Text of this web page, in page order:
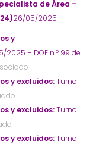
de Área –
26/05/2025
y
2025 – DOE n.º 99 de
y excluidos:Turno
y excluidos:Turno
y excluidos:Turno